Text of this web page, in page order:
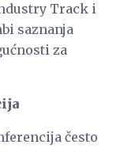
Track i
saznanja
za
često